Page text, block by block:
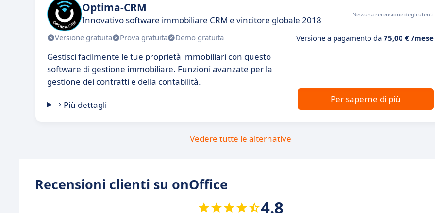
Optima-CRM
Innovativo software immobiliare CRM e vincitore globale 2018
Nessuna recensione degli utenti
Versione gratuita Prova gratuita Demo gratuita Versione a pagamento da 75,00 € /mese
Gestisci facilmente le tue proprietà immobiliari con questo
software di gestione immobiliare. Funzioni avanzate per la
gestione dei contratti e della contabilità.
Più dettagli
Per saperne di più
Vedere tutte le alternative
Recensioni clienti su onOffice
4.8